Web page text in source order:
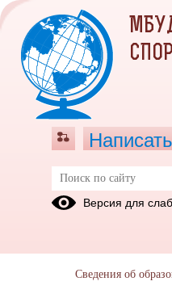
Расписание
Версия для
Сведения об